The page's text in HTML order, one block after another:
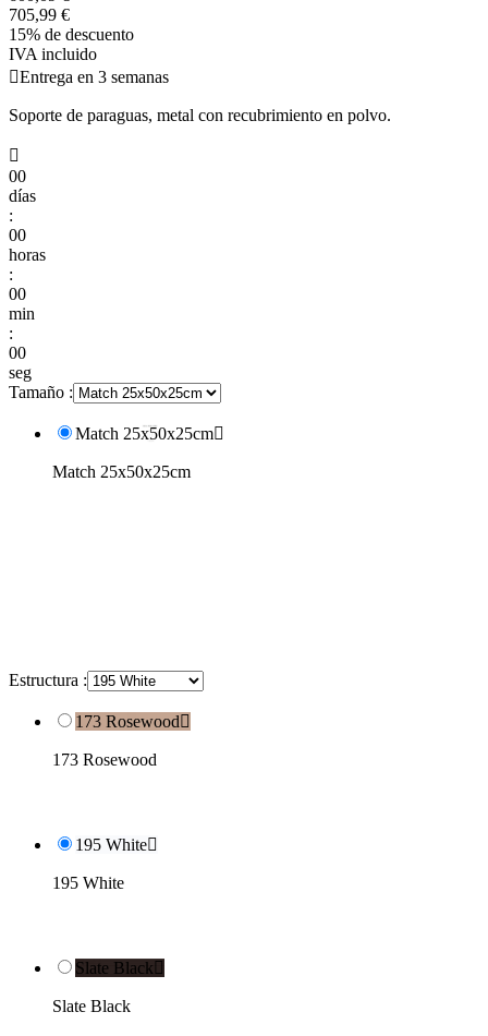
705,99 €
15% de descuento
IVA incluido
Entrega en 3 semanas
Soporte de paraguas, metal con recubrimiento en polvo.

00
días
:
00
horas
:
00
min
:
00
seg
Tamaño :
Match 25x50x25cm
Match 25x50x25cm
Estructura :
173 Rosewood
173 Rosewood
195 White
195 White
Slate Black
Slate Black